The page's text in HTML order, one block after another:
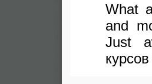
What
and
Just